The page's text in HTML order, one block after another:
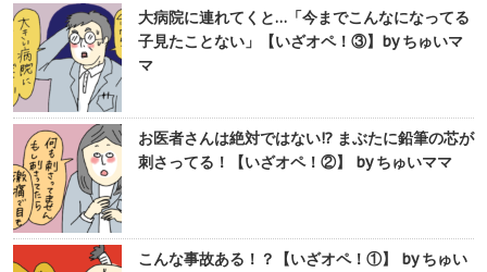
大病院に連れてくと…「今までこんなになってる
子見たことない」【いざオペ！③】by ちゅいマ
マ
お医者さんは絶対ではない!? まぶたに鉛筆の芯が
刺さってる！【いざオペ！②】 by ちゅいママ
こんな事故ある！？【いざオペ！①】 by ちゅい